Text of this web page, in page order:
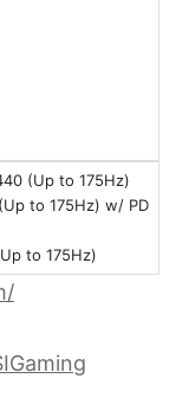
(Up to 175Hz)
to 175Hz) w/ PD
to 175Hz)